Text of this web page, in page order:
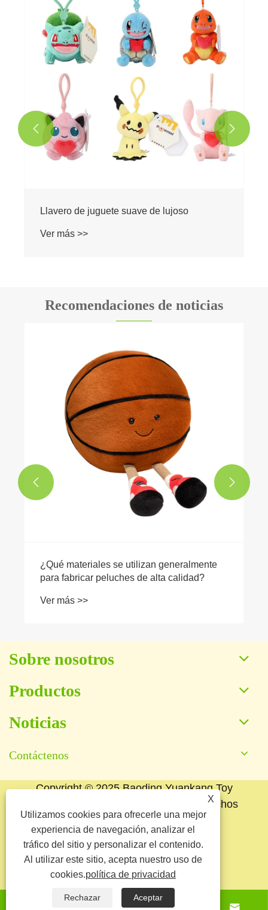
Mini juguete de peluche
Ver más >>
 
Recomendaciones de noticias
Cómo los juguetes de peluche de puntadas
de respiración traen consuelo y alegría
Ver más >>
 
Sobre nosotros
Productos
Noticias
Contáctenos
Copyright © 2025 Baoding Yuankang Toy
Manufacturing Co., Ltd. Todos los derechos
reservados.
Links
Sitemap RSS XML
política de privacidad
X
Utilizamos cookies para ofrecerle una mejor
experiencia de navegación, analizar el
tráfico del sitio y personalizar el contenido.
Al utilizar este sitio, acepta nuestro uso de
cookies.política de privacidad
Rechazar Aceptar